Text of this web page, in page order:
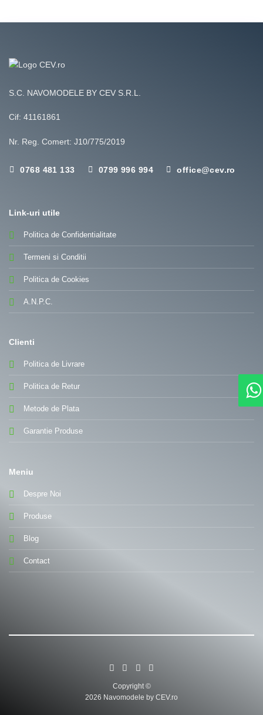
S.C. NAVOMODELE BY CEV S.R.L.
Cif: 41161861
Nr. Reg. Comert: J10/775/2019
0768 481 133 0799 996 994 office@cev.ro
Link-uri utile
Politica de Confidentialitate
Termeni si Conditii
Politica de Cookies
A.N.P.C.
Clienti
Politica de Livrare
Politica de Retur
Metode de Plata
Garantie Produse
Meniu
Despre Noi
Produse
Blog
Contact
Copyright ©
2026 Navomodele by CEV.ro